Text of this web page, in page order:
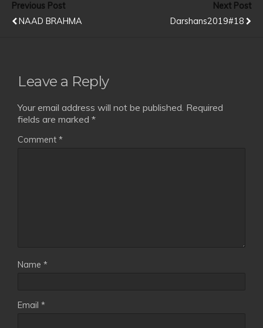
Previous Post
NAAD BRAHMA
Next Post
Darshans2019#18
Leave a Reply
Your email address will not be published. Required
fields are marked *
Comment *
Name *
Email *